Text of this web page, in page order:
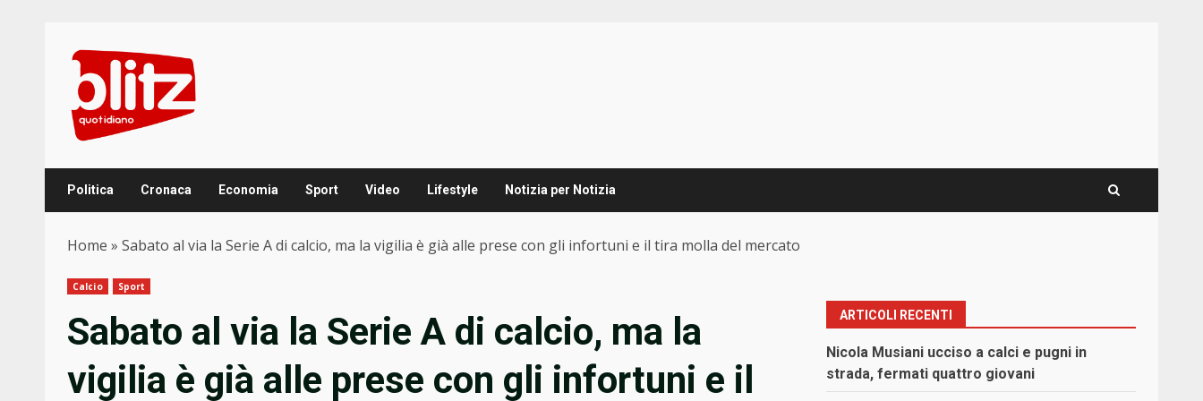
content
Politica Cronaca Economia Sport Video Lifestyle Notizia per Notizia
Home » Sabato al via la Serie A di calcio, ma la vigilia è già alle prese con gli infortuni e il tira molla del mercato
Calcio Sport
Sabato al via la Serie A di calcio, ma la
vigilia è già alle prese con gli infortuni e il
ARTICOLI RECENTI
Nicola Musiani ucciso a calci e pugni in
strada, fermati quattro giovani